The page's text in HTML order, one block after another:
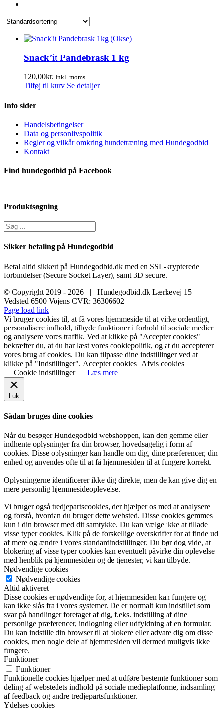
Snack’it Pandebrask 1 kg
120,00kr. Inkl. moms
Tilføj til kurv Se detaljer
Info sider
Handelsbetingelser
Data og personlivspolitik
Regler og vilkår omkring hundetræning med Hundegodbid
Kontakt
Find hundegodbid på Facebook
Produktsøgning
Sikker betaling på Hundegodbid
Betal altid sikkert på Hundegodbid.dk med en SSL-krypterede
forbindelser (Secure Socket Layer), samt 3D secure.
© Copyright 2019 - 2026 | Hundegodbid.dk Lærkevej 15
Vedsted 6500 Vojens CVR: 36306602
Facebook
Instagram
E-
mail
Page load link
Vi bruger cookies til, at få vores hjemmeside til at virke ordentligt,
personalisere indhold, tilbyde funktioner i forhold til sociale medier
og analysere vores traffik. Ved at klikke på "Accepter cookies"
bekræfter du, at du har læst vores cookiepolitik, og at du accepterer
vores brug af cookies. Du kan tilpasse dine indstillinger ved at
klikke på "Indstillinger". Accepter cookies Afvis cookies
Cookie indstillinger
Læs mere
Luk
Sådan bruges dine cookies
Når du besøger Hundegodbid webshoppen, kan den gemme eller
indhente oplysninger fra din browser, hovedsagelig i form af
cookies. Disse oplysninger kan handle om dig, dine præferencer, din
enhed og anvendes ofte til at få hjemmesiden til at fungere korrekt.
Oplysningerne identificerer ikke dig direkte, men de kan give dig en
mere personlig hjemmesideoplevelse.
Vi bruger også tredjepartscookies, der hjælper os med at analysere
og forstå, hvordan du bruger dette websted. Disse cookies gemmes
kun i din browser med dit samtykke. Du kan vælge ikke at tillade
visse typer cookies. Klik på de forskellige overskrifter for at finde ud
af mere og ændre i vores standardindstillinger. Du bør dog vide, at
blokering af visse typer cookies kan eventuelt påvirke din oplevelse
med henblik på hjemmesiden og de tjenester, vi kan tilbyde.
Nødvendige cookies
Nødvendige cookies
Altid aktiveret
Disse cookies er nødvendige for, at hjemmesiden kan fungere og
kan ikke slås fra i vores systemer. De er normalt kun indstillet som
svar på handlinger foretaget af dig, f.eks. indstilling af dine
personlige præferencer, indlogning eller udfyldning af en formular.
Du kan indstille din browser til at blokere eller advare dig om disse
cookies, men nogle dele af hjemmesiden vil dermed muligvis ikke
fungere.
Funktioner
Funktioner
Funktionelle cookies hjælper med at udføre bestemte funktioner som
deling af webstedets indhold på sociale medieplatforme, indsamling
af feedback og andre tredjepartsfunktioner.
Ydelses cookies